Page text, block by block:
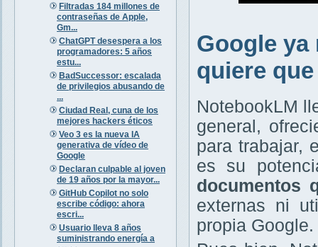
Filtradas 184 millones de
contraseñas de Apple,
Gm...
ChatGPT desespera a los
programadores: 5 años
estu...
BadSuccessor: escalada
de privilegios abusando de
...
Ciudad Real, cuna de los
mejores hackers éticos
Veo 3 es la nueva IA
generativa de vídeo de
Google
Declaran culpable al joven
de 19 años por la mayor...
GitHub Copilot no solo
escribe código: ahora
escri...
Usuario lleva 8 años
suministrando energía a
Google ya
quiere
NotebookLM
general,
para trabajar,
es su
documentos
externas ni
propia Google.